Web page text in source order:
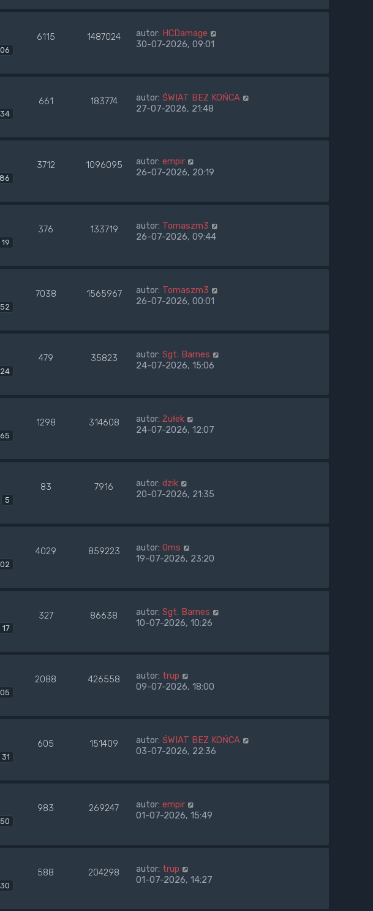
6115 1487024 autor: HCDamage
30-07-2026, 09:01
34
661 183774 autor: ŚWIAT BEZ KOŃCA
27-07-2026, 21:48
3712 1096095 autor: empir
26-07-2026, 20:19
19
376 133719 autor: Tomaszm3
26-07-2026, 09:44
7038 1565967 autor: Tomaszm3
26-07-2026, 00:01
24
479 35823 autor: Sgt. Barnes
24-07-2026, 15:06
65
1298 314608 autor: Żułek
24-07-2026, 12:07
5
83 7916 autor: dzik
20-07-2026, 21:35
4029 859223 autor: 0ms
19-07-2026, 23:20
17
327 86638 autor: Sgt. Barnes
10-07-2026, 10:26
2088 426558 autor: trup
09-07-2026, 18:00
31
605 151409 autor: ŚWIAT BEZ KOŃCA
03-07-2026, 22:36
50
983 269247 autor: empir
01-07-2026, 15:49
30
588 204298 autor: trup
01-07-2026, 14:27